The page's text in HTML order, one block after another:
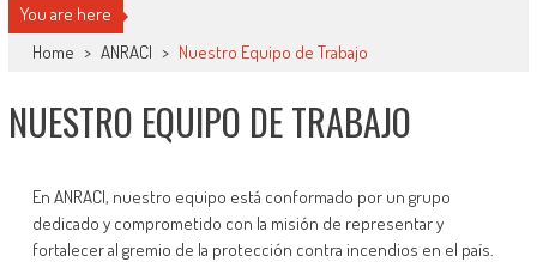
You are here
Home > ANRACI > Nuestro Equipo de Trabajo
NUESTRO EQUIPO DE TRABAJO
En ANRACI, nuestro equipo está conformado por un grupo
dedicado y comprometido con la misión de representar y
fortalecer al gremio de la protección contra incendios en el país.